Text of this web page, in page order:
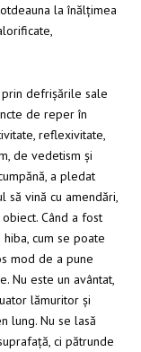
la înălțimea
defrișările sale
de reper în
reflexivitate,
de vedetism și
a pledat
să vină cu amendări,
Când a fost
cum se poate
mod de a pune
Nu este un avântat,
lămuritor și
lung. Nu se lasă
ci pătrunde